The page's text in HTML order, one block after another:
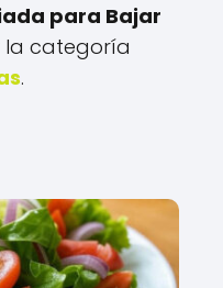
para Bajar
la categoría
.